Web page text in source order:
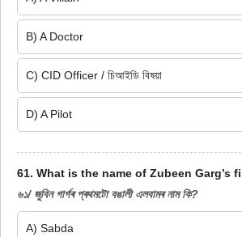
B) A Doctor
C) CID Officer / চিআইডি বিষয়া
D) A Pilot
61. What is the name of Zubeen Garg’s
৬১/ জুবিন গাৰ্গৰ প্ৰথমটো বঙালী এলবামৰ নাম কি?
A) Sabda